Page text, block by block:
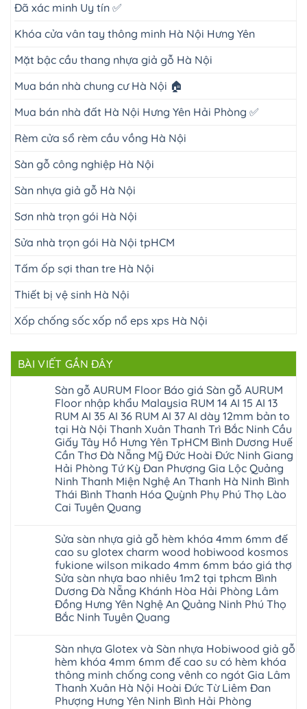
Đã xác minh Uy tín ✅
Khóa cửa vân tay thông minh Hà Nội Hưng Yên
Mặt bậc cầu thang nhựa giả gỗ Hà Nội
Mua bán nhà chung cư Hà Nội 🏠
Mua bán nhà đất Hà Nội Hưng Yên Hải Phòng ✅
Rèm cửa sổ rèm cầu vồng Hà Nội
Sàn gỗ công nghiệp Hà Nội
Sàn nhựa giả gỗ Hà Nội
Sơn nhà trọn gói Hà Nội
Sửa nhà trọn gói Hà Nội tpHCM
Tấm ốp sợi than tre Hà Nội
Thiết bị vệ sinh Hà Nội
Xốp chống sốc xốp nổ eps xps Hà Nội
BÀI VIẾT GẦN ĐÂY
Sàn gỗ AURUM Floor Báo giá Sàn gỗ AURUM
Floor nhập khẩu Malaysia RUM 14 AI 15 AI 13
RUM AI 35 AI 36 RUM AI 37 AI dày 12mm bản to
tại Hà Nội Thanh Xuân Thanh Trì Bắc Ninh Cầu
Giấy Tây Hồ Hưng Yên TpHCM Bình Dương Huế
Cần Thơ Đà Nẵng Mỹ Đức Hoài Đức Ninh Giang
Hải Phòng Tứ Kỳ Đan Phượng Gia Lộc Quảng
Ninh Thanh Miện Nghệ An Thanh Hà Ninh Bình
Thái Bình Thanh Hóa Quỳnh Phụ Phú Thọ Lào
Cai Tuyên Quang
bình
luận
ở
Sàn
gỗ
AURUM
Floor
Báo
giá
Sàn
Floor
nhập
khẩu
Malaysia
RUM
14
AI
Sửa sàn nhựa giả gỗ hèm khóa 4mm 6mm đế
cao su glotex charm wood hobiwood kosmos
fukione wilson mikado 4mm 6mm báo giá thợ
Sửa sàn nhựa bao nhiêu 1m2 tại tphcm Bình
Dương Đà Nẵng Khánh Hòa Hải Phòng Lâm
Đồng Hưng Yên Nghệ An Quảng Ninh Phú Thọ
Bắc Ninh Tuyên Quang
bình
luận
ở
Sửa
sàn
nhựa
giả
Sàn nhựa Glotex và Sàn nhựa Hobiwood giả gỗ
hèm khóa 4mm 6mm đế cao su có hèm khóa
thông minh chống cong vênh co ngót Gia Lâm
Thanh Xuân Hà Nội Hoài Đức Từ Liêm Đan
Phượng Hưng Yên Ninh Bình Hải Phòng